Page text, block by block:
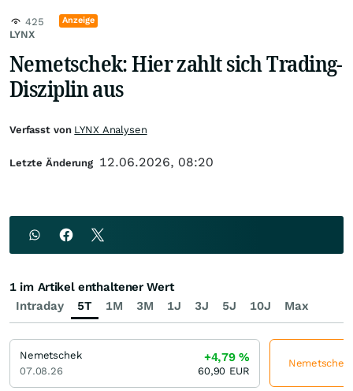
LYNX
425 Anzeige
Nemetschek: Hier zahlt sich Trading-
Disziplin aus
Verfasst von LYNX Analysen
Letzte Änderung 12.06.2026, 08:20
Intraday 5T 1M 3M 1J 3J 5J 10J Max
1 im Artikel enthaltener Wert
Nemetschek
07.08.26
+4,79%
60,90 EUR
Nemetschek